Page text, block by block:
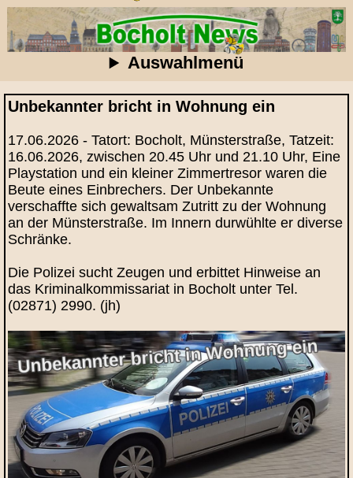
Auswahlmenü
Unbekannter bricht in Wohnung ein
17.06.2026 - Tatort: Bocholt, Münsterstraße, Tatzeit:
16.06.2026, zwischen 20.45 Uhr und 21.10 Uhr, Eine
Playstation und ein kleiner Zimmertresor waren die
Beute eines Einbrechers. Der Unbekannte
verschaffte sich gewaltsam Zutritt zu der Wohnung
an der Münsterstraße. Im Innern durwühlte er diverse
Schränke.
Die Polizei sucht Zeugen und erbittet Hinweise an
das Kriminalkommissariat in Bocholt unter Tel.
(02871) 2990. (jh)